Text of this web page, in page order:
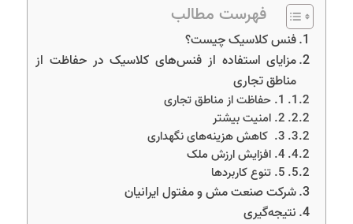
فهرست مطالب
فنس‌ کلاسیک چیست؟
مزایای استفاده از فنس‌های کلاسیک در حفاظت از
مناطق تجاری
1. حفاظت از مناطق تجاری
2. امنیت بیشتر
3. کاهش هزینه‌های نگهداری
4. افزایش ارزش ملک
5. تنوع کاربردها
شرکت صنعت مش و مفتول ایرانیان
نتیجه‌گیری